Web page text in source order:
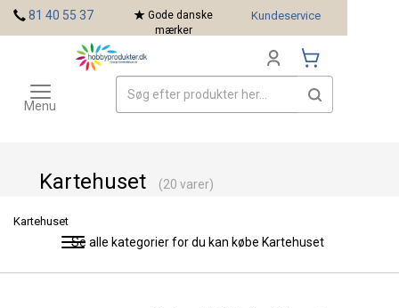
Kartehuset (20 varer)
Kartehuset
Se alle kategorier for du kan købe Kartehuset
Toggle
81 40 55 37
Gode danske
mærker
Kundeservice
Toggle
navigation
Menu
Mærker